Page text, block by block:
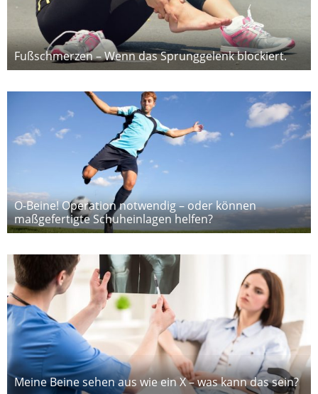
Fußschmerzen – Wenn das Sprunggelenk blockiert.
O-Beine! Operation notwendig – oder können
maßgefertigte Schuheinlagen helfen?
Meine Beine sehen aus wie ein X – was kann das sein?